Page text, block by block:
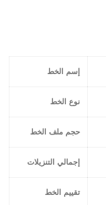
إسم الخط
نوع الخط
حجم ملف الخط
إجمالي التنزيلات
تقييم الخط